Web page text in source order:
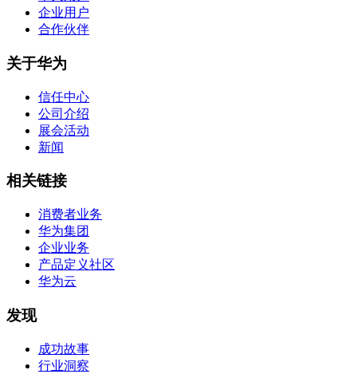
企业用户
合作伙伴
关于华为
信任中心
公司介绍
展会活动
新闻
相关链接
消费者业务
华为集团
企业业务
产品定义社区
华为云
发现
成功故事
行业洞察